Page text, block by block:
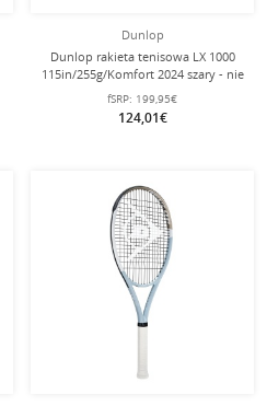
Dunlop
Dunlop rakieta tenisowa LX 1000
115in/255g/Komfort 2024 szary - nie
naciągana -
fSRP: 199,95€
124,01€